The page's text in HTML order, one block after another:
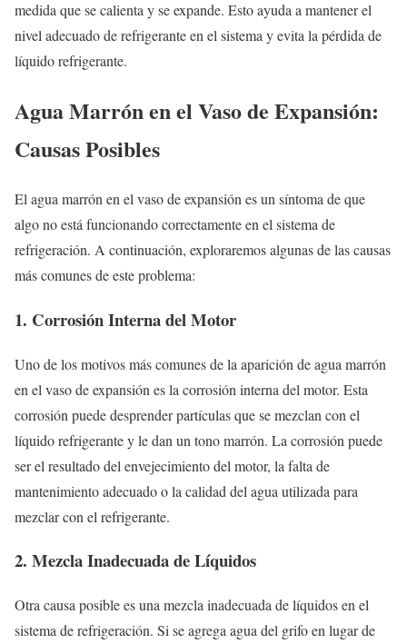
medida que se calienta y se expande. Esto ayuda a mantener el
nivel adecuado de refrigerante en el sistema y evita la pérdida de
líquido refrigerante.
Agua Marrón en el Vaso de Expansión:
Causas Posibles
El agua marrón en el vaso de expansión es un síntoma de que
algo no está funcionando correctamente en el sistema de
refrigeración. A continuación, exploraremos algunas de las causas
más comunes de este problema:
1. Corrosión Interna del Motor
Uno de los motivos más comunes de la aparición de agua marrón
en el vaso de expansión es la corrosión interna del motor. Esta
corrosión puede desprender partículas que se mezclan con el
líquido refrigerante y le dan un tono marrón. La corrosión puede
ser el resultado del envejecimiento del motor, la falta de
mantenimiento adecuado o la calidad del agua utilizada para
mezclar con el refrigerante.
2. Mezcla Inadecuada de Líquidos
Otra causa posible es una mezcla inadecuada de líquidos en el
sistema de refrigeración. Si se agrega agua del grifo en lugar de